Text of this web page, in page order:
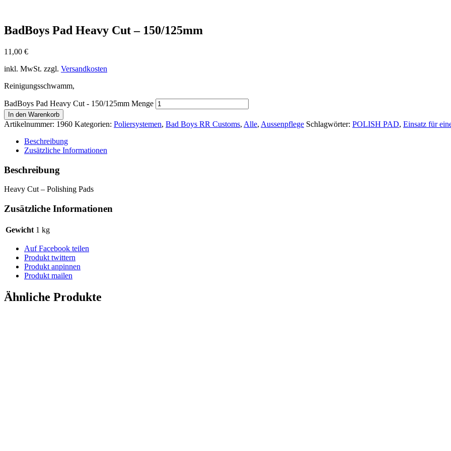
BadBoys Pad Heavy Cut – 150/125mm
11,00 €
inkl. MwSt. zzgl. Versandkosten
Reinigungsschwamm,
BadBoys Pad Heavy Cut - 150/125mm Menge
In den Warenkorb
Artikelnummer: 1960 Kategorien: Poliersystemen, Bad Boys RR Customs, Alle, Aussenpflege Schlagwörter: POLISH PAD, Einsatz für
Beschreibung
Zusätzliche Informationen
Beschreibung
Heavy Cut – Polishing Pads
Zusätzliche Informationen
Gewicht 1 kg
Auf Facebook teilen
Produkt twittern
Produkt anpinnen
Produkt mailen
Ähnliche Produkte